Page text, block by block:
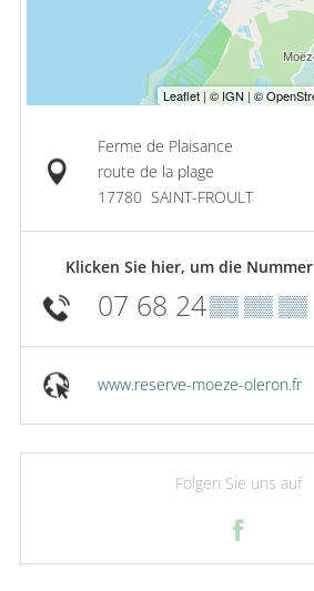
Ferme de Plaisance
route de la plage
17780 SAINT-FROULT
Klicken Sie hier, um die Nummer
07 68 24▒▒ ▒▒ ▒▒
www.reserve-moeze-oleron.fr
Folgen Sie uns auf